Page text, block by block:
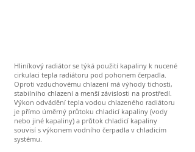
Hliníkový radiátor se týká použití kapaliny k nucené
cirkulaci tepla radiátoru pod pohonem čerpadla.
Oproti vzduchovému chlazení má výhody tichosti,
stabilního chlazení a menší závislosti na prostředí.
Výkon odvádění tepla vodou chlazeného radiátoru
je přímo úměrný průtoku chladicí kapaliny (vody
nebo jiné kapaliny) a průtok chladicí kapaliny
souvisí s výkonem vodního čerpadla v chladicím
systému.